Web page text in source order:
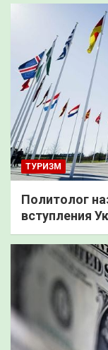
ТУРИЗМ
Политолог
вступления